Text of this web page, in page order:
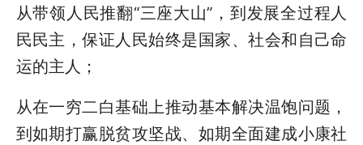
从带领人民推翻“三座大山”，到发展全过程人
民民主，保证人民始终是国家、社会和自己命
运的主人；
从在一穷二白基础上推动基本解决温饱问题，
到如期打赢脱贫攻坚战、如期全面建成小康社